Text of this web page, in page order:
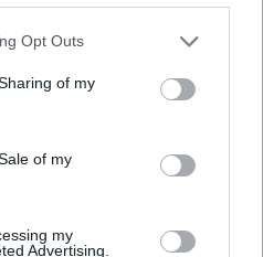
uses one or more Google
behaviour. You may click to
and its third-party tags to
purposes in below Google
Opt Outs
of my
of my
my
Advertising.
azoknak szól, akik leváltanák
1.3-képes, 3D NAND Flash-
itt 1800 és 1200 MB per
az I/O-műveletek száma
200K. Itt is adott az LDPC
az ADATA SFF jellegű